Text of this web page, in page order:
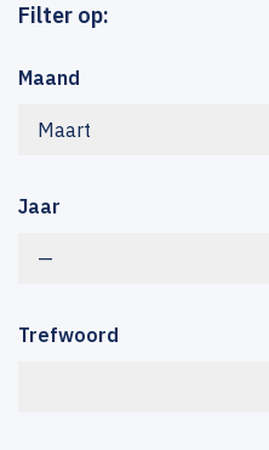
Filter op:
Maand
Maart
Jaar
—
Trefwoord